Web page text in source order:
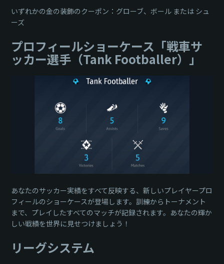
いずれかの金の装飾のクーポン：グローブ、ボール または シュ
ーズ
プロフィールショーケース「戦車サ
ッカー選手（Tank Footballer）」
あなたのサッカー実績をすべて反映する、新しいプレイヤープロ
フィールのショーケースが登場します。訓練からトーナメント
まで、プレイしたすべてのマッチが記録されます。あなたの輝か
しい戦績を世界に見せつけましょう！
リーグシステム